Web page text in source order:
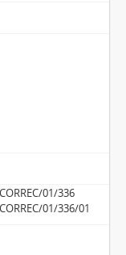
01/336
01/336/01